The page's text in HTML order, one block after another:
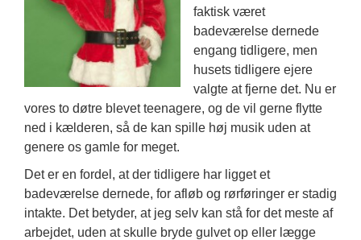
faktisk været
badeværelse dernede
engang tidligere, men
husets tidligere ejere
valgte at fjerne det. Nu er
vores to døtre blevet teenagere, og de vil gerne flytte
ned i kælderen, så de kan spille høj musik uden at
genere os gamle for meget.
Det er en fordel, at der tidligere har ligget et
badeværelse dernede, for afløb og rørføringer er stadig
intakte. Det betyder, at jeg selv kan stå for det meste af
arbejdet, uden at skulle bryde gulvet op eller lægge